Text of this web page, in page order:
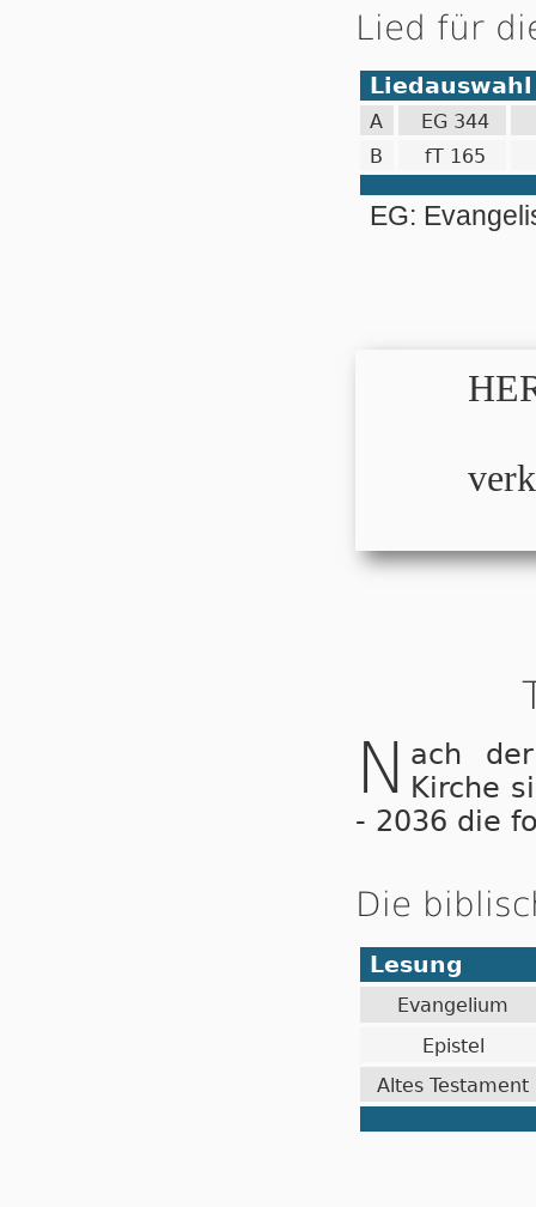
Lied für
Liedauswahl
A
EG 344
B
fT 165
EG:
N ach
Kirche
- 2036 die
Die
Lesung
Evangelium
Epistel
Altes Testament